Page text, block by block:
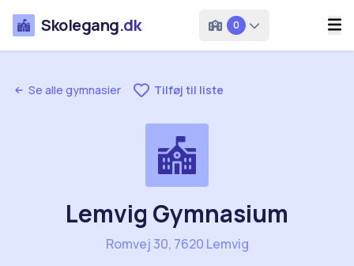
Skolegang.dk 0
Se alle gymnasier Tilføj til liste
Lemvig Gymnasium
Romvej 30, 7620 Lemvig